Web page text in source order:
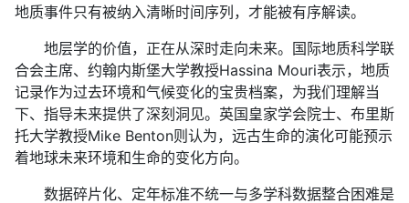
地质事件只有被纳入清晰时间序列，才能被有序解读。
地层学的价值，正在从深时走向未来。国际地质科学联
合会主席、约翰内斯堡大学教授Hassina Mouri表示，地质
记录作为过去环境和气候变化的宝贵档案，为我们理解当
下、指导未来提供了深刻洞见。英国皇家学会院士、布里斯
托大学教授Mike Benton则认为，远古生命的演化可能预示
着地球未来环境和生命的变化方向。
数据碎片化、定年标准不统一与多学科数据整合困难是